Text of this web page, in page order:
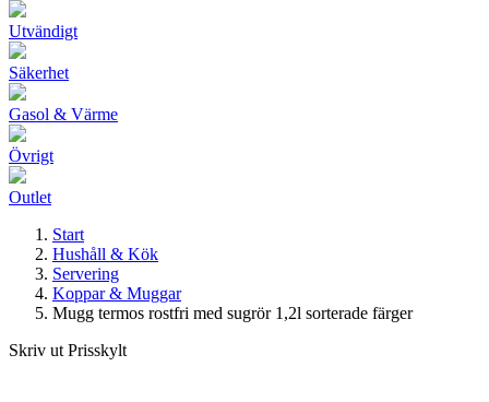
Utvändigt
Säkerhet
Gasol & Värme
Övrigt
Outlet
Start
Hushåll & Kök
Servering
Koppar & Muggar
Mugg termos rostfri med sugrör 1,2l sorterade färger
Skriv ut Prisskylt